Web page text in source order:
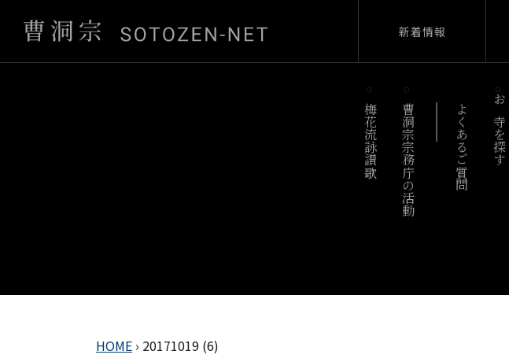
新着情報
梅花流詠讃歌 曹洞宗宗務庁の活動 よくあるご質問 お寺を探す
HOME › 20171019 (6)